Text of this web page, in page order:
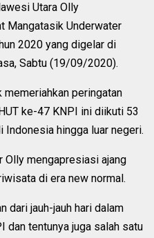
Utara Olly
Mangatasik Underwater
2020 yang digelar di
Sabtu (19/09/2020).
peringatan
ke-47 KNPI ini diikuti 53
hingga luar negeri.
Olly mengapresiasi ajang
di era new normal.
dari jauh-jauh hari dalam
dan tentunya juga salah satu